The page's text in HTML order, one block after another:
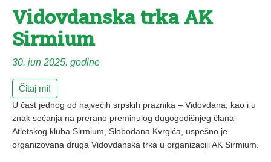
Vidovdanska trka AK
Sirmium
30. jun 2025. godine
Čitaj mi!
U čast jednog od najvećih srpskih praznika – Vidovdana, kao i u
znak sećanja na prerano preminulog dugogodišnjeg člana
Atletskog kluba Sirmium, Slobodana Kvrgića, uspešno je
organizovana druga Vidovdanska trka u organizaciji AK Sirmium.